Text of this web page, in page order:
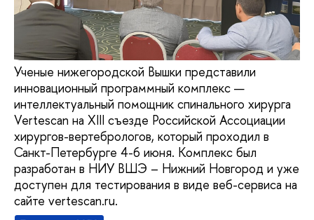
Ученые нижегородской Вышки представили
инновационный программный комплекс —
интеллектуальный помощник спинального хирурга
Vertescan на XIII съезде Российской Ассоциации
хирургов-вертебрологов, который проходил в
Санкт-Петербурге 4-6 июня. Комплекс был
разработан в НИУ ВШЭ – Нижний Новгород и уже
доступен для тестирования в виде веб-сервиса на
сайте vertescan.ru.